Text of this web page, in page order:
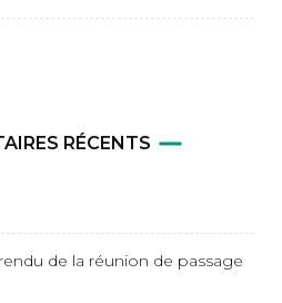
RÉCENTS
de la réunion de passage